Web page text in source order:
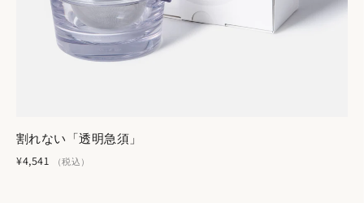
きちんとした贈り物として格も感じられる包装です。何が入っ
ているのか開く楽しみも。
割れない「透明急須」
¥4,541 （税込）